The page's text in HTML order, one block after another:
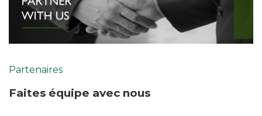
Partenaires
Faites équipe avec nous